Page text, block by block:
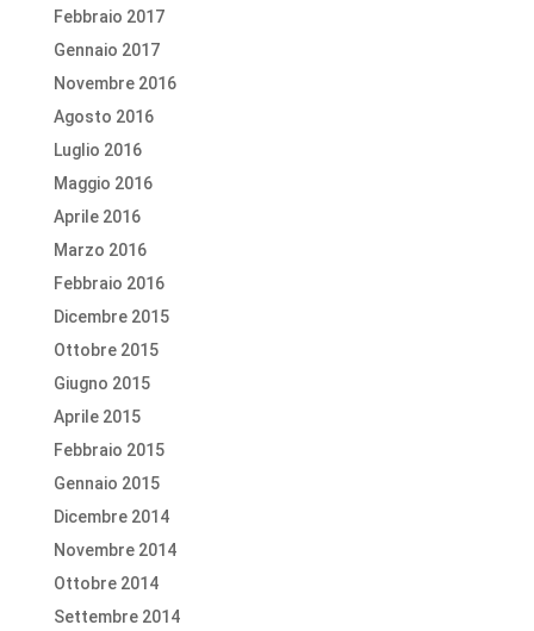
Febbraio 2017
Gennaio 2017
Novembre 2016
Agosto 2016
Luglio 2016
Maggio 2016
Aprile 2016
Marzo 2016
Febbraio 2016
Dicembre 2015
Ottobre 2015
Giugno 2015
Aprile 2015
Febbraio 2015
Gennaio 2015
Dicembre 2014
Novembre 2014
Ottobre 2014
Settembre 2014